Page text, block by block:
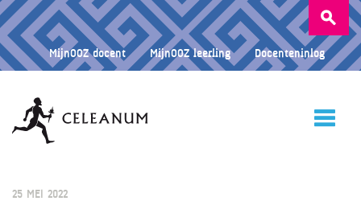
Zoeken
naar:
MijnOOZ docent MijnOOZ leerling Docenteninlog
25 MEI 2022